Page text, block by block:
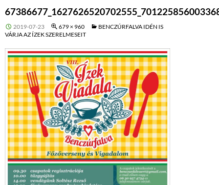
2019-07-23 679 × 960
BENCZÚRFALVA IDÉN IS
VÁRJA AZ ÍZEK SZERELMESEIT